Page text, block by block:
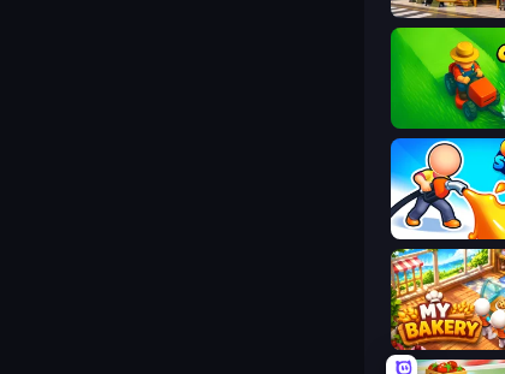
Shop Rush 3D
Gas Station 3D
My bakery